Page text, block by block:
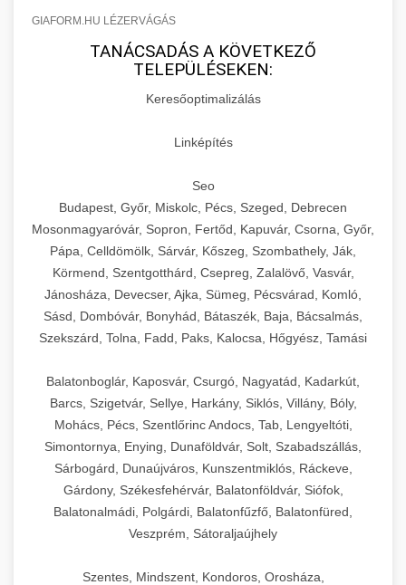
GIAFORM.HU LÉZERVÁGÁS
TANÁCSADÁS A KÖVETKEZŐ
TELEPÜLÉSEKEN:
Keresőoptimalizálás
Linképítés
Seo
Budapest, Győr, Miskolc, Pécs, Szeged, Debrecen
Mosonmagyaróvár, Sopron, Fertőd, Kapuvár, Csorna, Győr,
Pápa, Celldömölk, Sárvár, Kőszeg, Szombathely, Ják,
Körmend, Szentgotthárd, Csepreg, Zalalövő, Vasvár,
Jánosháza, Devecser, Ajka, Sümeg, Pécsvárad, Komló,
Sásd, Dombóvár, Bonyhád, Bátaszék, Baja, Bácsalmás,
Szekszárd, Tolna, Fadd, Paks, Kalocsa, Hőgyész, Tamási
Balatonboglár, Kaposvár, Csurgó, Nagyatád, Kadarkút,
Barcs, Szigetvár, Sellye, Harkány, Siklós, Villány, Bóly,
Mohács, Pécs, Szentlőrinc Andocs, Tab, Lengyeltóti,
Simontornya, Enying, Dunaföldvár, Solt, Szabadszállás,
Sárbogárd, Dunaújváros, Kunszentmiklós, Ráckeve,
Gárdony, Székesfehérvár, Balatonföldvár, Siófok,
Balatonalmádi, Polgárdi, Balatonfűzfő, Balatonfüred,
Veszprém, Sátoraljaújhely
Szentes, Mindszent, Kondoros, Orosháza,